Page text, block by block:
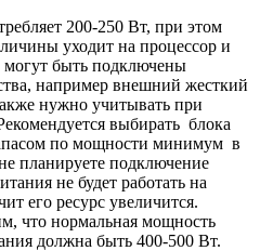
200-250 Вт, при этом
уходит на процессор и
могут быть подключены
например внешний жесткий
нужно учитывать при
выбирать блока
по мощности минимум в
планируете подключение
не будет работать на
его ресурс увеличится.
что нормальная мощность
должна быть 400-500 Вт.